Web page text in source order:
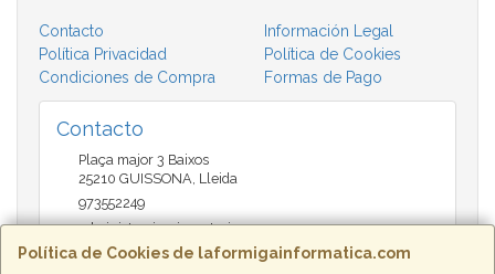
Política de Cookies de laformigainformatica.com
Contacto
Información Legal
Política Privacidad
Política de Cookies
Condiciones de Compra
Formas de Pago
Contacto
Plaça major 3 Baixos
25210 GUISSONA Lleida
973552249
administracio@insectari.com